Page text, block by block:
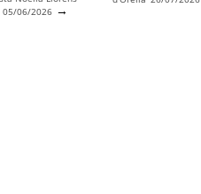
05/06/2026 →